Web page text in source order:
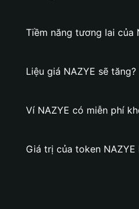
Tiềm năng tương lai của
Liệu giá NAZYE sẽ tăng?
Ví NAZYE có miễn phí
Giá trị của token NAZYE